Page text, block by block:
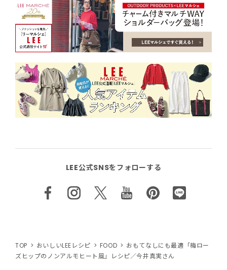
LEE公式SNSをフォローする
TOP おいしいLEEレシピ FOOD
おもてなしにも最適「梅ロー
ズヒップのノンアルモヒート風」レシピ／今井真実さん